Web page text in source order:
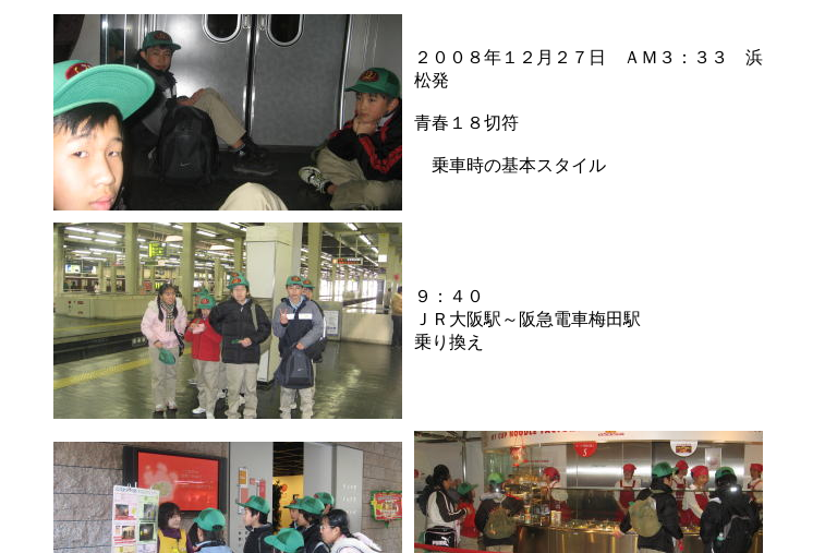
２００８年１２月２７日 ＡＭ３：３３ 浜
松発
青春１８切符
乗車時の基本スタイル
９：４０
ＪＲ大阪駅～阪急電車梅田駅
乗り換え